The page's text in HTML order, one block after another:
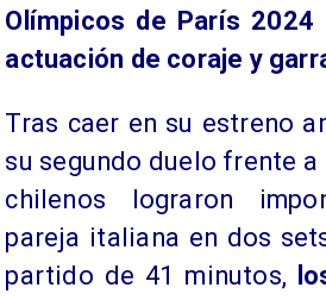
Olímpicos de París 2024
actuación de coraje y
Tras caer en su estreno
su segundo duelo frente a
chilenos lograron
pareja italiana en dos
partido de 41 minutos,